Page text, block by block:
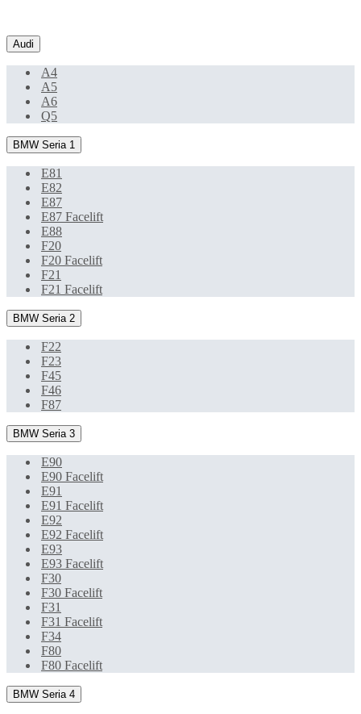
Audi
A4
A5
A6
Q5
BMW Seria 1
E81
E82
E87
E87 Facelift
E88
F20
F20 Facelift
F21
F21 Facelift
BMW Seria 2
F22
F23
F45
F46
F87
BMW Seria 3
E90
E90 Facelift
E91
E91 Facelift
E92
E92 Facelift
E93
E93 Facelift
F30
F30 Facelift
F31
F31 Facelift
F34
F80
F80 Facelift
BMW Seria 4